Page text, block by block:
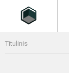
Titulinis